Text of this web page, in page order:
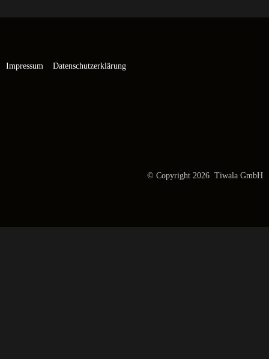
Impressum Datenschutzerklärung
© Copyright 2026 Tiwala GmbH